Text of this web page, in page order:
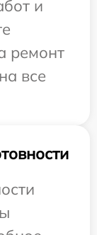
и
ремонт
все